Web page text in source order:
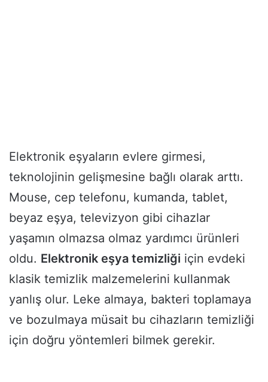
Elektronik eşyaların evlere girmesi,
teknolojinin gelişmesine bağlı olarak arttı.
Mouse, cep telefonu, kumanda, tablet,
beyaz eşya, televizyon gibi cihazlar
yaşamın olmazsa olmaz yardımcı ürünleri
oldu. Elektronik eşya temizliği için evdeki
klasik temizlik malzemelerini kullanmak
yanlış olur. Leke almaya, bakteri toplamaya
ve bozulmaya müsait bu cihazların temizliği
için doğru yöntemleri bilmek gerekir.